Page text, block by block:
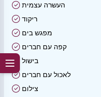
העשרה עצמית
ריקוד
מפגש בים
קפה עם חברים
בישול
לאכול עם חברים
צילום